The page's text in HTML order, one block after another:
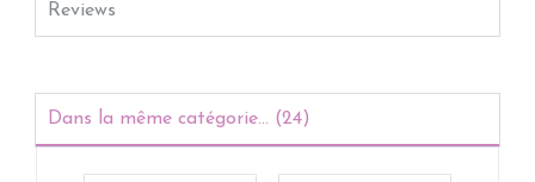
Reviews
Dans la même catégorie... (24)